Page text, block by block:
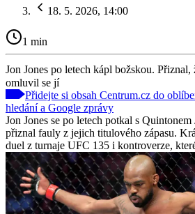
18. 5. 2026, 14:00
1 min
Jon Jones po letech kápl božskou. Přiznal,
omluvil se jí
Přidejte si obsah Centrum.cz do
hledání a Google zprávy
Jon Jones se po letech potkal s Quintonem
přiznal fauly z jejich titulového zápasu.
duel z turnaje UFC 135 i kontroverze,